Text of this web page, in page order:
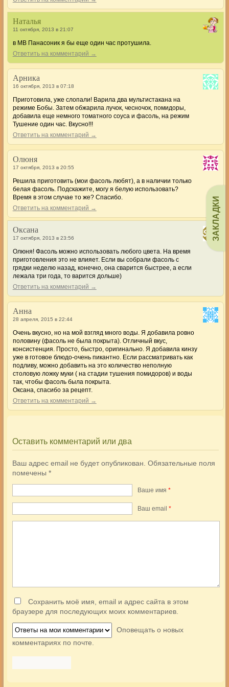
ЗАКЛАДКИ
Наталья
11 октября, 2013 в 21:07
в МВ Панасоник я бы еще один час протушила.
Ответить на комментарий →
Арника
16 октября, 2013 в 07:18
Приготовила, уже слопали! Варила два мультистакана на
режиме Бобы. Затем обжарила лучок, чесночок, помидоры,
добавила еще немного томатного соуса и фасоль, на режим
Тушение один час. Вкусно!!!
Ответить на комментарий →
Олюня
17 октября, 2013 в 20:55
Решила приготовить (мои фасоль любят), а в наличии только
белая фасоль. Подскажите, могу я белую использовать?
Время в этом случае то же? Спасибо.
Ответить на комментарий →
Оксана
17 октября, 2013 в 23:56
Олюня! Фасоль можно использовать любого цвета. На время
приготовления это не влияет. Если вы собрали фасоль с
грядки неделю назад, конечно, она сварится быстрее, а если
лежала три года, то варится дольше)
Ответить на комментарий →
Анна
28 апреля, 2015 в 22:44
Очень вкусно, но на мой взгляд много воды. Я добавила ровно
половину (фасоль не была покрыта). Отличный вкус,
консистенция. Просто, быстро, оригинально. Я добавила кинзу
уже в готовое блюдо-очень пикантно. Если рассматривать как
подливу, можно добавить на это количество неполную
столовую ложку муки ( на стадии тушения помидоров) и воды
так, чтобы фасоль была покрыта.
Оксана, спасибо за рецепт.
Ответить на комментарий →
Оставить комментарий или два
Ваш адрес email не будет опубликован. Обязательные поля
помечены *
Ваше имя *
Ваш еmail *
Сохранить моё имя, email и адрес сайта в этом
браузере для последующих моих комментариев.
Оповещать о новых
комментариях по почте.